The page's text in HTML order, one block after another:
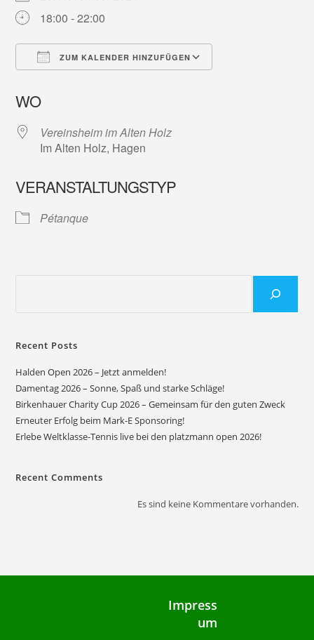
18:00 - 22:00
ZUM KALENDER HINZUFÜGEN
WO
Vereinsheim im Alten Holz
Im Alten Holz, Hagen
VERANSTALTUNGSTYP
Pétanque
Recent Posts
Halden Open 2026 – Jetzt anmelden!
Damentag 2026 – Sonne, Spaß und starke Schläge!
Birkenhauer Charity Cup 2026 – Gemeinsam für den guten Zweck
Erneuter Erfolg beim Mark-E Sponsoring!
Erlebe Weltklasse-Tennis live bei den platzmann open 2026!
Recent Comments
Es sind keine Kommentare vorhanden.
Impress
um